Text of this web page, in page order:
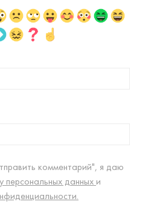
комментарий", я даю
персональных данных и